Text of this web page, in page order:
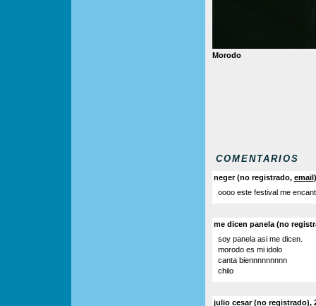
Morodo
COMENTARIOS
neger (no registrado, email
oooo este festival me
me dicen panela (no
soy panela asi me dicen.
morodo es mi idolo
canta biennnnnnnnn
chilo
julio cesar (no registrado),